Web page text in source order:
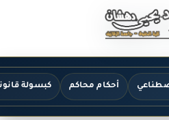
أحكام محاكم كبسولة